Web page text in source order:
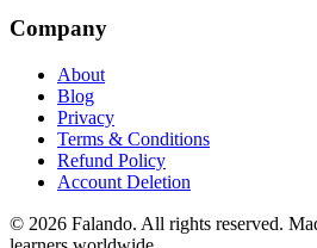
Company
About
Blog
Privacy
Terms & Conditions
Refund Policy
Account Deletion
© 2026 Falando. All rights reserved.